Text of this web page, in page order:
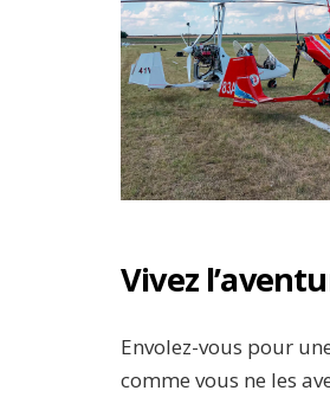
Vivez
Envolez-vous pour
comme vous ne les